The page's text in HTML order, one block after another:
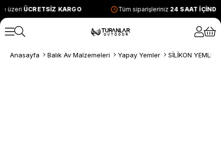
üzeri ÜCRETSİZ KARGO Tüm siparişleriniz24 SAAT İÇİNDE
Anasayfa Balık Av Malzemeleri Yapay Yemler SİLİKON YEMLER